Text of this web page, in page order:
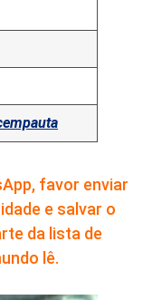
favor enviar
e salvar o
da lista de
lê.